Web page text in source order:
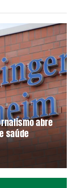
abre
saúde